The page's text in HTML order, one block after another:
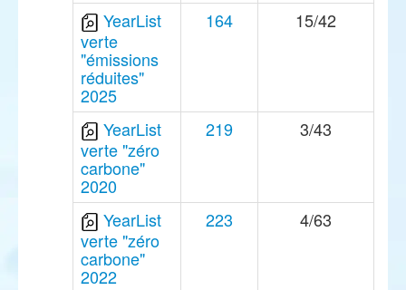
YearList
verte
"émissions
réduites"
2025
164 15/42
YearList
verte "zéro
carbone"
2020
219 3/43
YearList
verte "zéro
carbone"
2022
223 4/63